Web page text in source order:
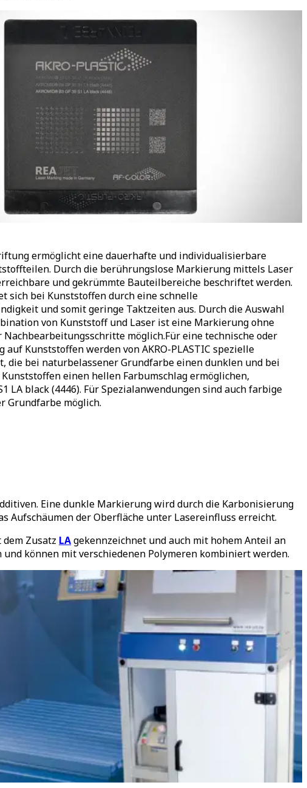
ermöglicht eine dauerhafte und individualisierbare
Durch die berührungslose Markierung mittels Laser
und gekrümmte Bauteilbereiche beschriftet werden.
sich bei Kunststoffen durch eine schnelle
und somit geringe Taktzeiten aus. Durch die Auswahl
von Kunststoff und Laser ist eine Markierung ohne
möglich.​ Für eine technische oder
Kunststoffen werden von AKRO-PLASTIC spezielle
die bei naturbelassener Grundfarbe einen dunklen und bei
einen hellen Farbumschlag ermöglichen,
LA black (4446). Für Spezialanwendungen sind auch farbige
Grundfarbe möglich.
Eine dunkle Markierung wird durch die Karbonisierung
der Oberfläche unter Lasereinfluss erreicht.
Zusatz LAgekennzeichnet und auch mit hohem Anteil an
können mit verschiedenen Polymeren kombiniert werden.